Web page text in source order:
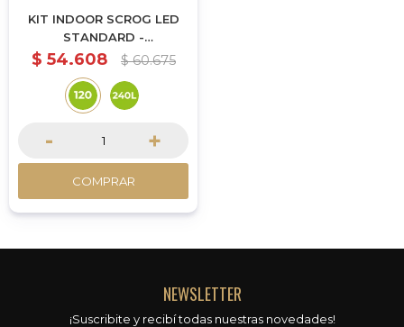
KIT INDOOR SCROG LED
STANDARD -
120X120X200CM
$ 54.608 $ 60.675
- +
COMPRAR
NEWSLETTER
¡Suscribite y recibí todas nuestras novedades!